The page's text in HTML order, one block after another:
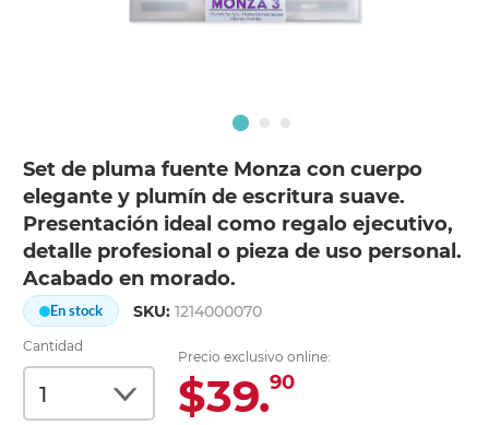
Set de pluma fuente Monza con cuerpo
elegante y plumín de escritura suave.
Presentación ideal como regalo ejecutivo,
detalle profesional o pieza de uso personal.
Acabado en morado.
En stock SKU:1214000070
Cantidad
Precio exclusivo online:
$39.90